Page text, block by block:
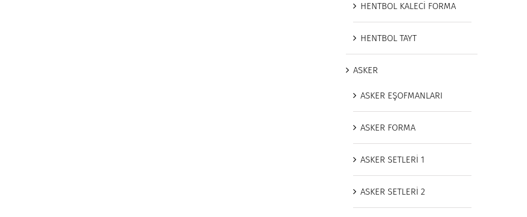
HENTBOL KALECİ FORMA
HENTBOL TAYT
ASKER
ASKER EŞOFMANLARI
ASKER FORMA
ASKER SETLERİ 1
ASKER SETLERİ 2